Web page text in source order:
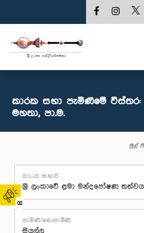
02
කාරක සභා පැමිණීමේ
මහතා, පා.ම.
මුල්
කාරක සභාව
පැමිණි/නොපැමිණි